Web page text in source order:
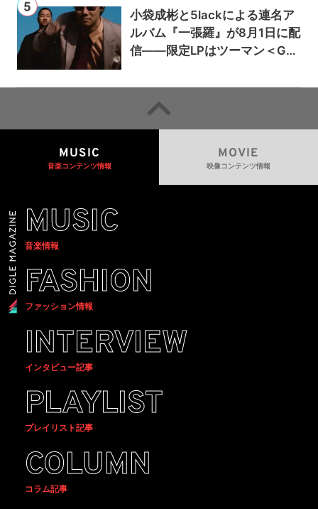
小袋成彬と5lackによる連名ア
ルバム『一張羅』が8月1日に配
信——限定LPはツーマン＜Gai
MUSIC
音楽コンテンツ情報
MOVIE
映像コンテンツ情報
MUSIC
音楽情報
FASHION
ファッション情報
INTERVIEW
インタビュー記事
PLAYLIST
プレイリスト記事
COLUMN
コラム記事